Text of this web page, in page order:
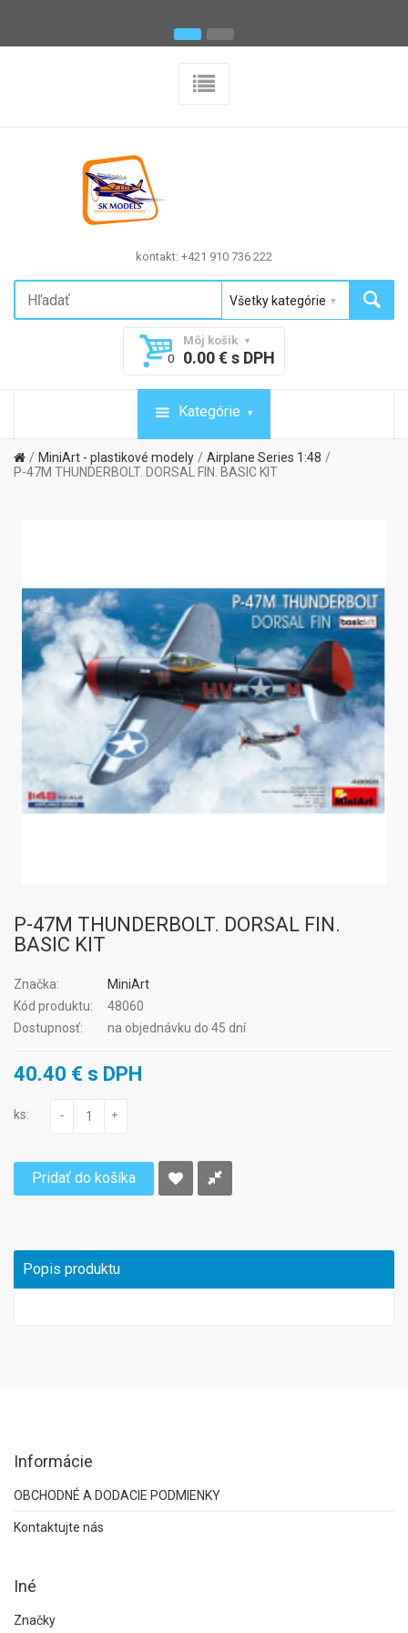
kontakt: +421 910 736 222
Môj košík
0
0.00 € s DPH
Kategórie
MiniArt - plastikové modely
Airplane Series 1:48
P-47M THUNDERBOLT. DORSAL FIN. BASIC KIT
P-47M THUNDERBOLT. DORSAL FIN.
BASIC KIT
Značka:
MiniArt
Kód produktu:
48060
Dostupnosť:
na objednávku do 45 dní
40.40 € s DPH
ks: - +
Pridať do košíka
Popis produktu
Informácie
OBCHODNÉ A DODACIE PODMIENKY
Kontaktujte nás
Iné
Značky